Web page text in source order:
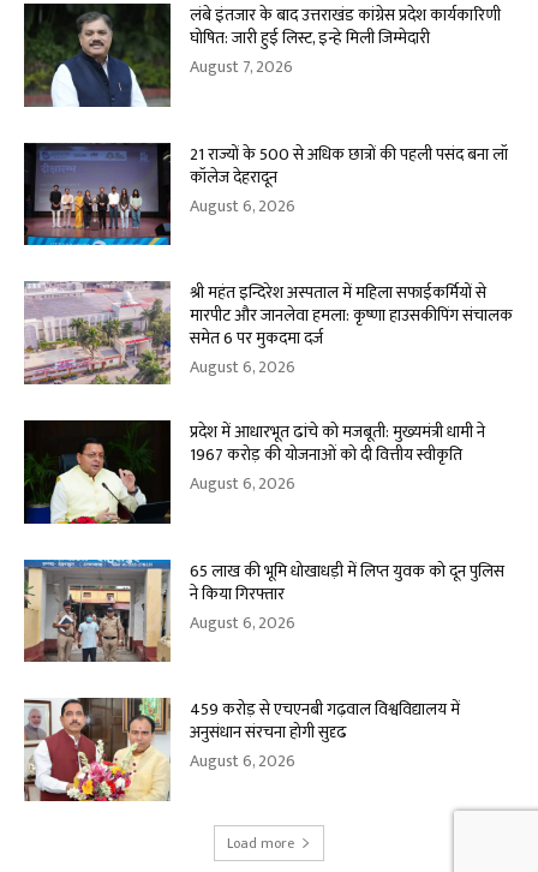
लंबे इंतजार के बाद उत्तराखंड कांग्रेस प्रदेश कार्यकारिणी
घोषित: जारी हुई लिस्ट, इन्हे मिली जिम्मेदारी
August 7, 2026
21 राज्यों के 500 से अधिक छात्रों की पहली पसंद बना लॉ
कॉलेज देहरादून
August 6, 2026
श्री महंत इन्दिरेश अस्पताल में महिला सफाईकर्मियों से
मारपीट और जानलेवा हमला: कृष्णा हाउसकीपिंग संचालक
समेत 6 पर मुकदमा दर्ज
August 6, 2026
प्रदेश में आधारभूत ढांचे को मजबूती: मुख्यमंत्री धामी ने
1967 करोड़ की योजनाओं को दी वित्तीय स्वीकृति
August 6, 2026
65 लाख की भूमि धोखाधड़ी में लिप्त युवक को दून पुलिस
ने किया गिरफ्तार
August 6, 2026
459 करोड़ से एचएनबी गढ़वाल विश्वविद्यालय में
अनुसंधान संरचना होगी सुदृढ
August 6, 2026
Load more